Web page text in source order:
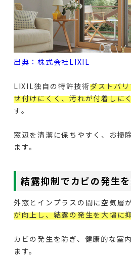
出典：株式会社LIXIL
LIXIL独自の特許技術ダストバ
せ付けにくく、汚れが付着しに
す。
窓辺を清潔に保ちやすく、お掃
ます。
結露抑制でカビの発生
外窓とインプラスの間に空気層
が向上し、結露の発生を大幅に
カビの発生を防ぎ、健康的な室
ます。